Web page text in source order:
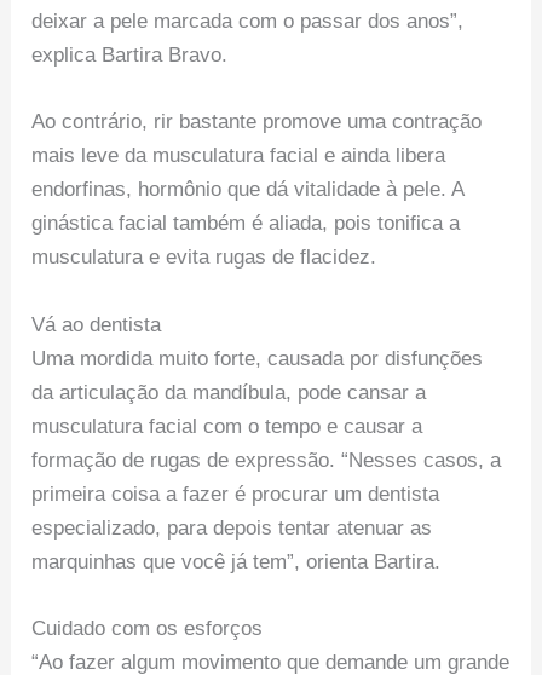
deixar a pele marcada com o passar dos anos”,
explica Bartira Bravo.
Ao contrário, rir bastante promove uma contração
mais leve da musculatura facial e ainda libera
endorfinas, hormônio que dá vitalidade à pele. A
ginástica facial também é aliada, pois tonifica a
musculatura e evita rugas de flacidez.
Vá ao dentista
Uma mordida muito forte, causada por disfunções
da articulação da mandíbula, pode cansar a
musculatura facial com o tempo e causar a
formação de rugas de expressão. “Nesses casos, a
primeira coisa a fazer é procurar um dentista
especializado, para depois tentar atenuar as
marquinhas que você já tem”, orienta Bartira.
Cuidado com os esforços
“Ao fazer algum movimento que demande um grande